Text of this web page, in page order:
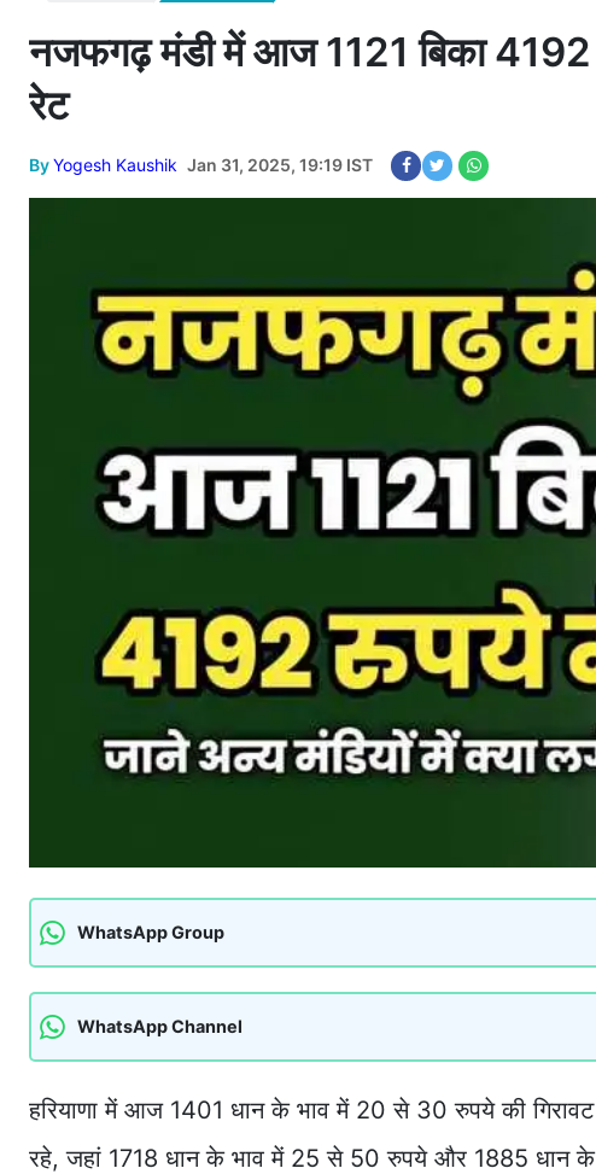
नजफगढ़ मंडी में आज 1121 बिका 4192
रेट
ByYogesh Kaushik Jan 31, 2025, 19:19 IST
WhatsApp Group
WhatsApp Channel
हरियाणा में आज 1401 धान के भाव में 20 से 30 रुपये की
रहे, जहां 1718 धान के भाव में 25 से 50 रुपये और 1885 धान के